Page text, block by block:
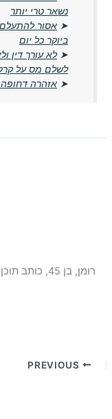
נשאר טרי יותר
➤אסור
ביוקר כל יום
➤לא עורך דין
לשלם מס על
➤אזהרה
רומן, בן 45,